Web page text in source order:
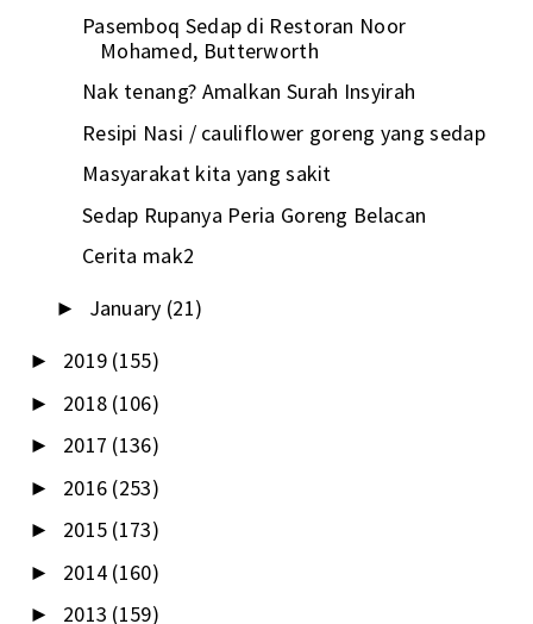
Pasemboq Sedap di Restoran Noor
Mohamed, Butterworth
Nak tenang? Amalkan Surah Insyirah
Resipi Nasi / cauliflower goreng yang sedap
Masyarakat kita yang sakit
Sedap Rupanya Peria Goreng Belacan
Cerita mak2
► January (21)
► 2019 (155)
► 2018 (106)
► 2017 (136)
► 2016 (253)
► 2015 (173)
► 2014 (160)
► 2013 (159)